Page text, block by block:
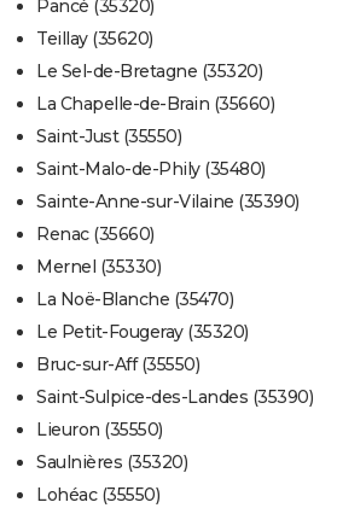
Pancé (35320)
Teillay (35620)
Le Sel-de-Bretagne (35320)
La Chapelle-de-Brain (35660)
Saint-Just (35550)
Saint-Malo-de-Phily (35480)
Sainte-Anne-sur-Vilaine (35390)
Renac (35660)
Mernel (35330)
La Noë-Blanche (35470)
Le Petit-Fougeray (35320)
Bruc-sur-Aff (35550)
Saint-Sulpice-des-Landes (35390)
Lieuron (35550)
Saulnières (35320)
Lohéac (35550)